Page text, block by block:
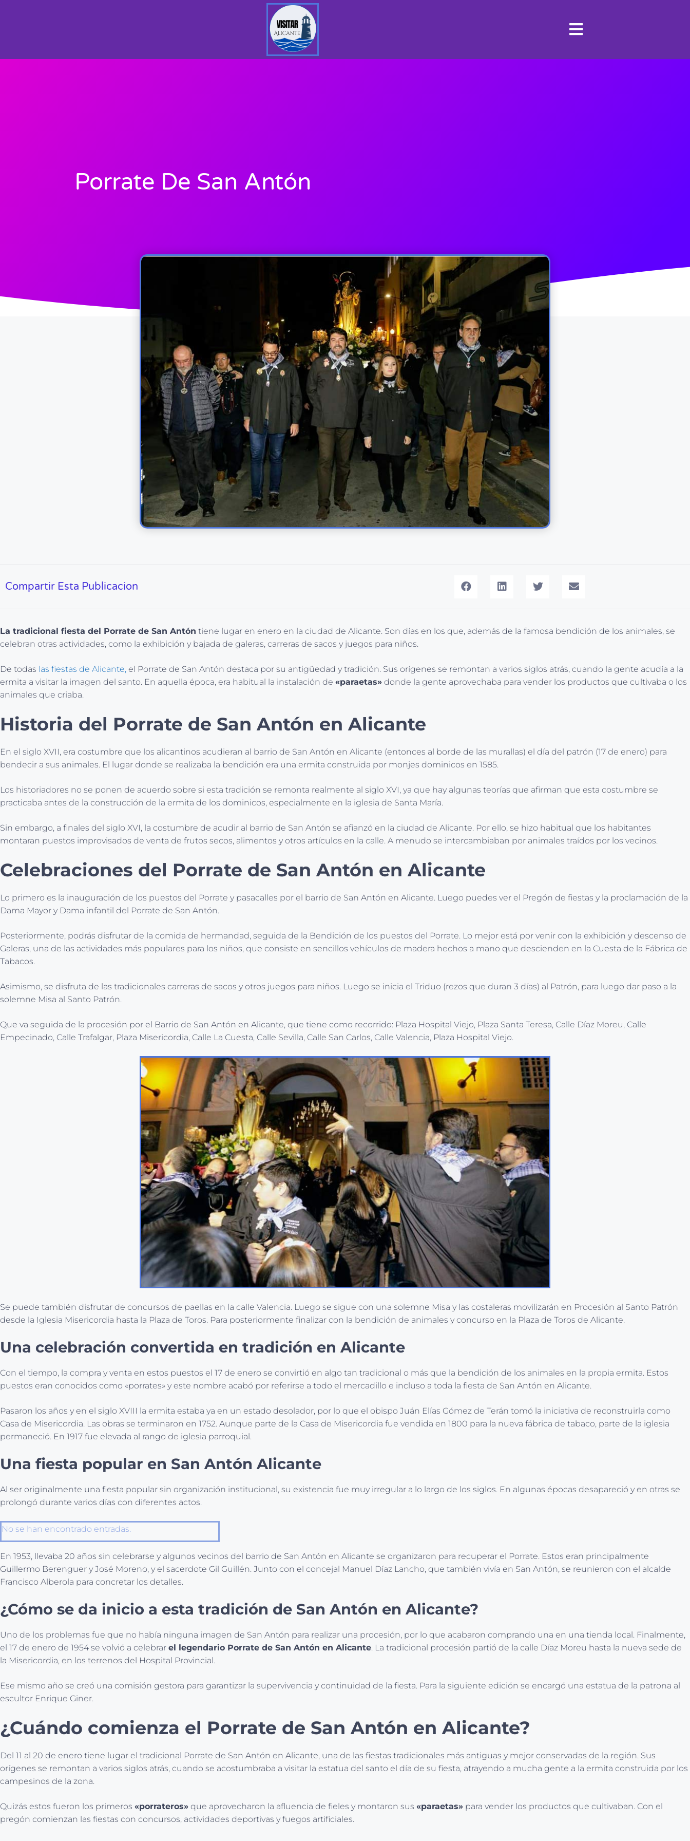
Porrate De San Antón
Compartir Esta Publicacion
La tradicional fiesta del Porrate de San Antón tiene lugar en enero en la ciudad de Alicante. Son días en los que, además de la famosa bendición de los animales, se
celebran otras actividades, como la exhibición y bajada de galeras, carreras de sacos y juegos para niños.
De todas las fiestas de Alicante, el Porrate de San Antón destaca por su antigüedad y tradición. Sus orígenes se remontan a varios siglos atrás, cuando la gente acudía a la
ermita a visitar la imagen del santo. En aquella época, era habitual la instalación de «paraetas» donde la gente aprovechaba para vender los productos que cultivaba o los
animales que criaba.
Historia del Porrate de San Antón en Alicante
En el siglo XVII, era costumbre que los alicantinos acudieran al barrio de San Antón en Alicante (entonces al borde de las murallas) el día del patrón (17 de enero) para
bendecir a sus animales. El lugar donde se realizaba la bendición era una ermita construida por monjes dominicos en 1585.
Los historiadores no se ponen de acuerdo sobre si esta tradición se remonta realmente al siglo XVI, ya que hay algunas teorías que afirman que esta costumbre se
practicaba antes de la construcción de la ermita de los dominicos, especialmente en la iglesia de Santa María.
Sin embargo, a finales del siglo XVI, la costumbre de acudir al barrio de San Antón se afianzó en la ciudad de Alicante. Por ello, se hizo habitual que los habitantes
montaran puestos improvisados de venta de frutos secos, alimentos y otros artículos en la calle. A menudo se intercambiaban por animales traídos por los vecinos.
Celebraciones del Porrate de San Antón en Alicante
Lo primero es la inauguración de los puestos del Porrate y pasacalles por el barrio de San Antón en Alicante. Luego puedes ver el Pregón de fiestas y la proclamación de la
Dama Mayor y Dama infantil del Porrate de San Antón.
Posteriormente, podrás disfrutar de la comida de hermandad, seguida de la Bendición de los puestos del Porrate. Lo mejor está por venir con la exhibición y descenso de
Galeras, una de las actividades más populares para los niños, que consiste en sencillos vehículos de madera hechos a mano que descienden en la Cuesta de la Fábrica de
Tabacos.
Asimismo, se disfruta de las tradicionales carreras de sacos y otros juegos para niños. Luego se inicia el Triduo (rezos que duran 3 días) al Patrón, para luego dar paso a la
solemne Misa al Santo Patrón.
Que va seguida de la procesión por el Barrio de San Antón en Alicante, que tiene como recorrido: Plaza Hospital Viejo, Plaza Santa Teresa, Calle Díaz Moreu, Calle
Empecinado, Calle Trafalgar, Plaza Misericordia, Calle La Cuesta, Calle Sevilla, Calle San Carlos, Calle Valencia, Plaza Hospital Viejo.
Se puede también disfrutar de concursos de paellas en la calle Valencia. Luego se sigue con una solemne Misa y las costaleras movilizarán en Procesión al Santo Patrón
desde la Iglesia Misericordia hasta la Plaza de Toros. Para posteriormente finalizar con la bendición de animales y concurso en la Plaza de Toros de Alicante.
Una celebración convertida en tradición en Alicante
Con el tiempo, la compra y venta en estos puestos el 17 de enero se convirtió en algo tan tradicional o más que la bendición de los animales en la propia ermita. Estos
puestos eran conocidos como «porrates» y este nombre acabó por referirse a todo el mercadillo e incluso a toda la fiesta de San Antón en Alicante.
Pasaron los años y en el siglo XVIII la ermita estaba ya en un estado desolador, por lo que el obispo Juán Elías Gómez de Terán tomó la iniciativa de reconstruirla como
Casa de Misericordia. Las obras se terminaron en 1752. Aunque parte de la Casa de Misericordia fue vendida en 1800 para la nueva fábrica de tabaco, parte de la iglesia
permaneció. En 1917 fue elevada al rango de iglesia parroquial.
Una fiesta popular en San Antón Alicante
Al ser originalmente una fiesta popular sin organización institucional, su existencia fue muy irregular a lo largo de los siglos. En algunas épocas desapareció y en otras se
prolongó durante varios días con diferentes actos.
No se han encontrado entradas.
En 1953, llevaba 20 años sin celebrarse y algunos vecinos del barrio de San Antón en Alicante se organizaron para recuperar el Porrate. Estos eran principalmente
Guillermo Berenguer y José Moreno, y el sacerdote Gil Guillén. Junto con el concejal Manuel Díaz Lancho, que también vivía en San Antón, se reunieron con el alcalde
Francisco Alberola para concretar los detalles.
¿Cómo se da inicio a esta tradición de San Antón en Alicante?
Uno de los problemas fue que no había ninguna imagen de San Antón para realizar una procesión, por lo que acabaron comprando una en una tienda local. Finalmente,
el 17 de enero de 1954 se volvió a celebrar el legendario Porrate de San Antón en Alicante. La tradicional procesión partió de la calle Díaz Moreu hasta la nueva sede de
la Misericordia, en los terrenos del Hospital Provincial.
Ese mismo año se creó una comisión gestora para garantizar la supervivencia y continuidad de la fiesta. Para la siguiente edición se encargó una estatua de la patrona al
escultor Enrique Giner.
¿Cuándo comienza el Porrate de San Antón en Alicante?
Del 11 al 20 de enero tiene lugar el tradicional Porrate de San Antón en Alicante, una de las fiestas tradicionales más antiguas y mejor conservadas de la región. Sus
orígenes se remontan a varios siglos atrás, cuando se acostumbraba a visitar la estatua del santo el día de su fiesta, atrayendo a mucha gente a la ermita construida por los
campesinos de la zona.
Quizás estos fueron los primeros «porrateros» que aprovecharon la afluencia de fieles y montaron sus «paraetas» para vender los productos que cultivaban. Con el
pregón comienzan las fiestas con concursos, actividades deportivas y fuegos artificiales.